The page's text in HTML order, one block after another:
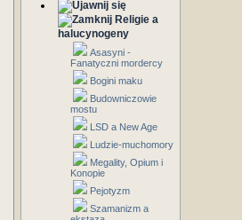
Religie a
halucynogeny
Asasyni -
Fanatyczni mordercy
Bogini maku
Budowniczowie
mostu
LSD a New Age
Ludzie-muchomory
Megality, Opium i
Konopie
Pejotyzm
Szamanizm a